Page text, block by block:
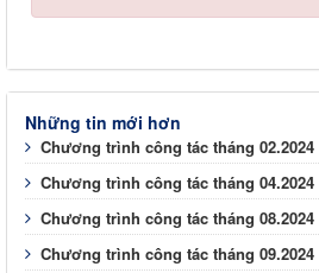
Những tin mới hơn
Chương trình công tác tháng 02.2024
Chương trình công tác tháng 04.2024
Chương trình công tác tháng 08.2024
Chương trình công tác tháng 09.2024